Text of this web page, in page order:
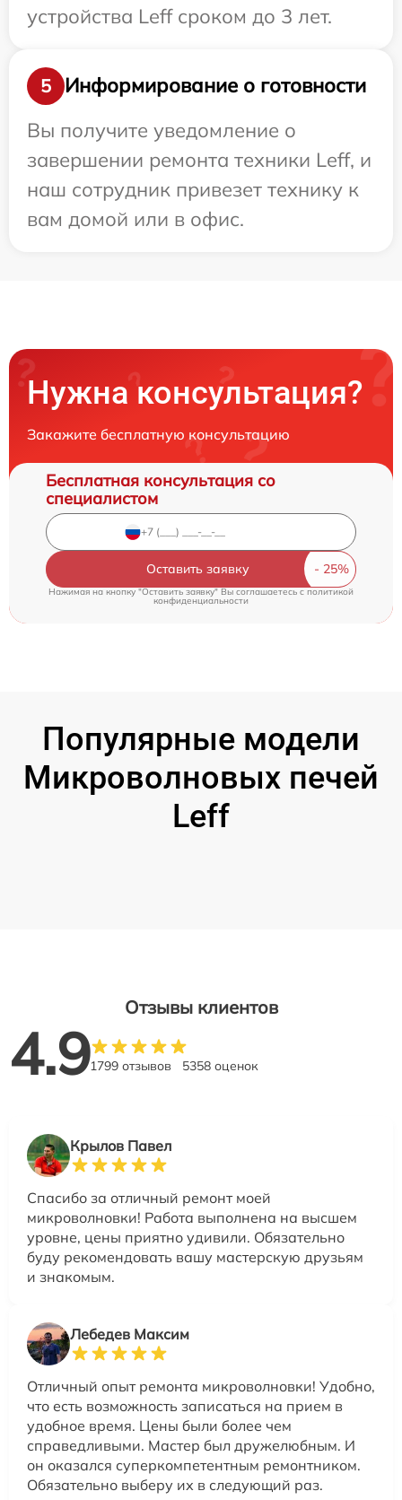
устройства Leff сроком до 3 лет.
5
Информирование о готовности
Вы получите уведомление о
завершении ремонта техники Leff, и
наш сотрудник привезет технику к
вам домой или в офис.
Нужна консультация?
Закажите бесплатную консультацию
Бесплатная консультация со
специалистом
Оставить заявку
Нажимая на кнопку "Оставить заявку" Вы соглашаетесь cполитикой
конфиденциальности
Популярные модели
Микроволновых печей
Leff
Отзывы клиентов
4.91799 отзывов 5358 оценок
Крылов Павел
Спасибо за отличный ремонт моей
микроволновки! Работа выполнена на высшем
уровне, цены приятно удивили. Обязательно
буду рекомендовать вашу мастерскую друзьям
и знакомым.
Лебедев Максим
Отличный опыт ремонта микроволновки! Удобно,
что есть возможность записаться на прием в
удобное время. Цены были более чем
справедливыми. Мастер был дружелюбным. И
он оказался суперкомпетентным ремонтником.
Обязательно выберу их в следующий раз.